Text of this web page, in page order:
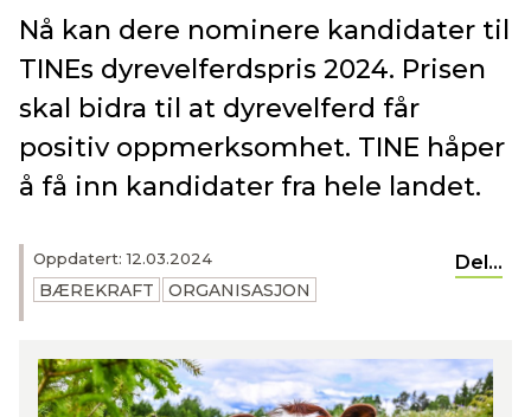
Oppdatert: 12.03.2024
BÆREKRAFT ORGANISASJON
Del...
Nå kan dere nominere kandidater til
TINEs dyrevelferdspris 2024. Prisen
skal bidra til at dyrevelferd får
positiv oppmerksomhet. TINE håper
å få inn kandidater fra hele landet.